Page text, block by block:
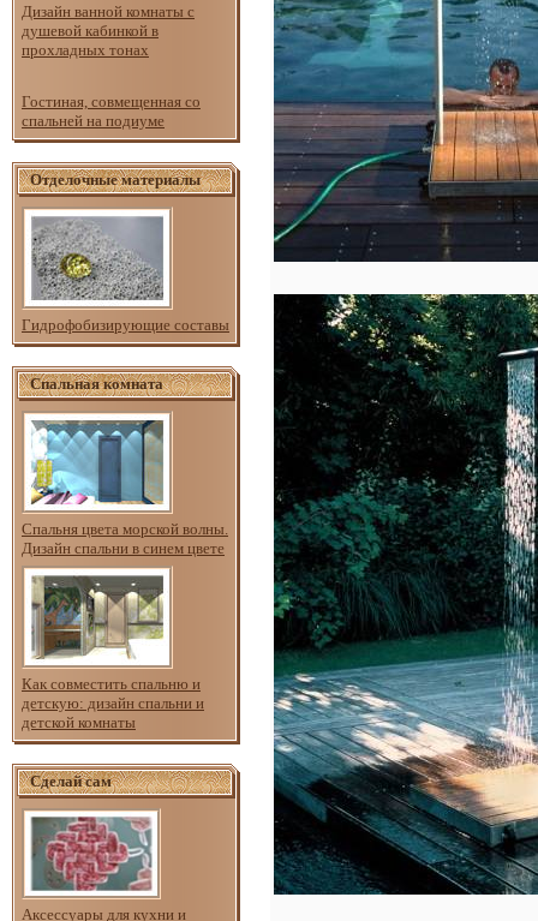
Дизайн ванной комнаты с
душевой кабинкой в
прохладных тонах
Гостиная, совмещенная со
спальней на подиуме
Отделочные материалы
Гидрофобизирующие составы
Спальная комната
Спальня цвета морской волны.
Дизайн спальни в синем цвете
Как совместить спальню и
детскую: дизайн спальни и
детской комнаты
Сделай сам
Аксессуары для кухни и